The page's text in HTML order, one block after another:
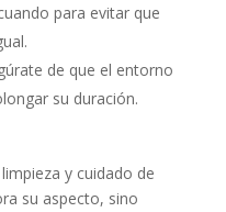
para evitar que
de que el entorno
su duración.
limpieza y cuidado de
su aspecto, sino